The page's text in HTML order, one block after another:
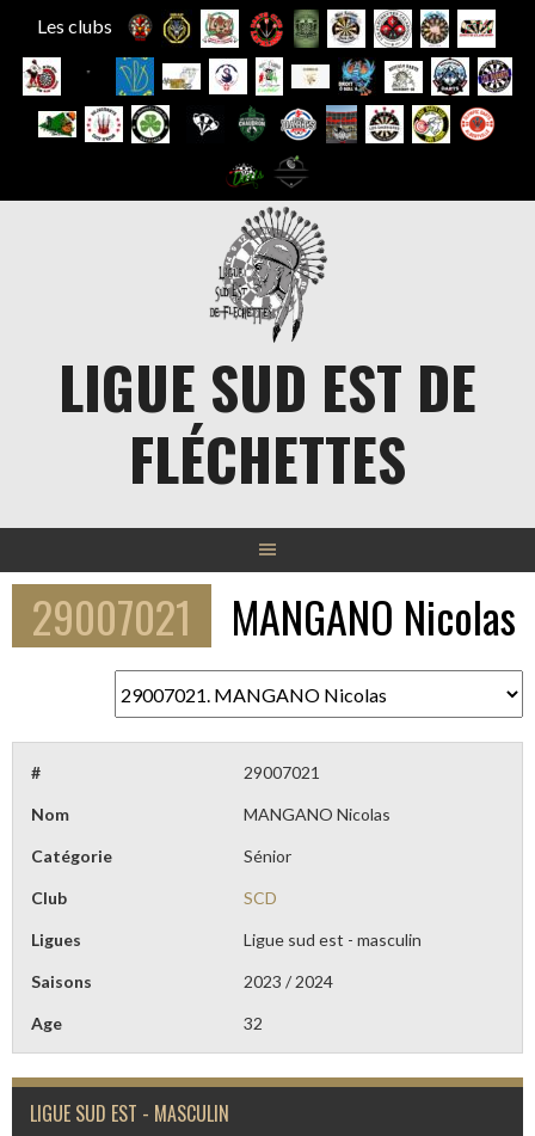
Les clubs
LIGUE SUD EST DE
FLÉCHETTES
29007021 MANGANO Nicolas
# 29007021
Nom MANGANO Nicolas
Catégorie Sénior
Club SCD
Ligues Ligue sud est - masculin
Saisons 2023 / 2024
Age 32
LIGUE SUD EST - MASCULIN